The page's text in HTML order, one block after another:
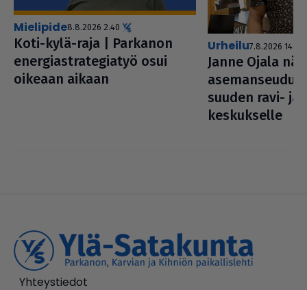
mielipide8.8.2026 2.40
Koti-kylä-raja | Parkanon
ener­gi­ast­ra­te­gi­a­työ osui
oikeaan aikaan
urheilu7.8.2026 14.00
Janne Ojala
suu­den ravi-
kes­kuk­selle
Yhteystiedot